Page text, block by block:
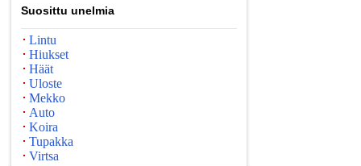
Suosittu unelmia
Lintu
Hiukset
Häät
Uloste
Mekko
Auto
Koira
Tupakka
Virtsa